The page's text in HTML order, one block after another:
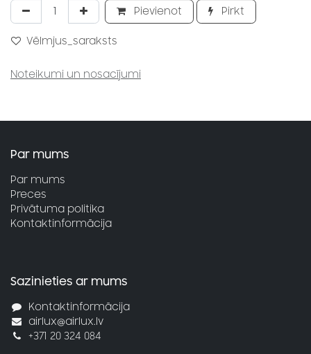
Pievienot Pirkt
Vēlmjus_saraksts
Noteikumi un nosacījumi
Par mums
Par mums
Preces
Privātuma politika
Kontaktinformācija
Sazinieties ar mums
Kontaktinformācija
airlux@airlux.lv
+371 20 324 084